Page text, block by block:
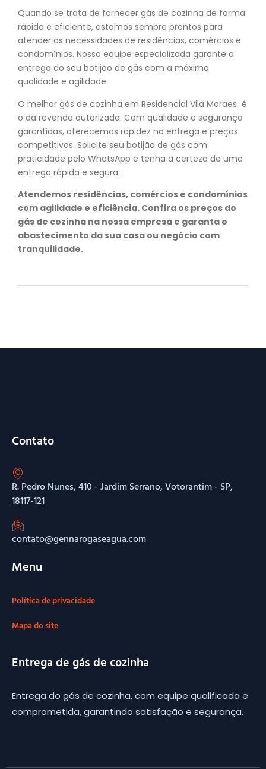
Quando se trata de fornecer gás de cozinha de forma
rápida e eficiente, estamos sempre prontos para
atender as necessidades de residências, comércios e
condomínios. Nossa equipe especializada garante a
entrega do seu botijão de gás com a máxima
qualidade e agilidade.
O melhor gás de cozinha em Residencial Vila Moraes é
o da revenda autorizada. Com qualidade e segurança
garantidas, oferecemos rapidez na entrega e preços
competitivos. Solicite seu botijão de gás com
praticidade pelo WhatsApp e tenha a certeza de uma
entrega rápida e segura.
Atendemos residências, comércios e condomínios
com agilidade e eficiência. Confira os preços do
gás de cozinha na nossa empresa e garanta o
abastecimento da sua casa ou negócio com
tranquilidade.
Contato
R. Pedro Nunes, 410 - Jardim Serrano, Votorantim - SP,
18117-121
contato@gennarogaseagua.com
Menu
Política de privacidade
Mapa do site
Entrega de gás de cozinha
Entrega do gás de cozinha, com equipe qualificada e
comprometida, garantindo satisfação e segurança.